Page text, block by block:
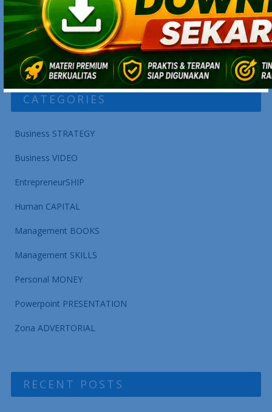
~
Di-update
secara rutin
, blog ini menghidangkan sajian
maknyus tentang strategi bisnis, karir, entrepreneurship, dan
management skills.
CATEGORIES
Business STRATEGY
Business VIDEO
EntrepreneurSHIP
Human CAPITAL
Management BOOKS
Management SKILLS
Personal MONEY
Powerpoint PRESENTATION
Zona ADVERTORIAL
RECENT POSTS